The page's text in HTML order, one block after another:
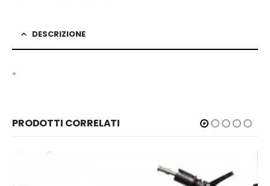
DESCRIZIONE
*
PRODOTTI CORRELATI